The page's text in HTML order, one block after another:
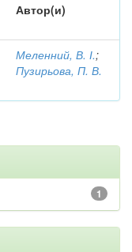
Автор(и)
Меленний, В. І.;
Пузирьова, П. В.
1